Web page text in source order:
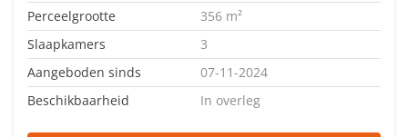
Perceelgrootte
356 m²
Slaapkamers
3
Aangeboden sinds
07-11-2024
Beschikbaarheid
In overleg